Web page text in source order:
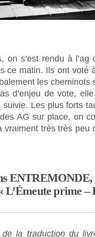
on s’est rendu à
ce matin. Ils ont voté
les cheminots
d’enjeu de vote,
suivie. Les plus forts
AG sur place, on
vraiment très très
ENTREMONDE,
prime –
de la traduction du